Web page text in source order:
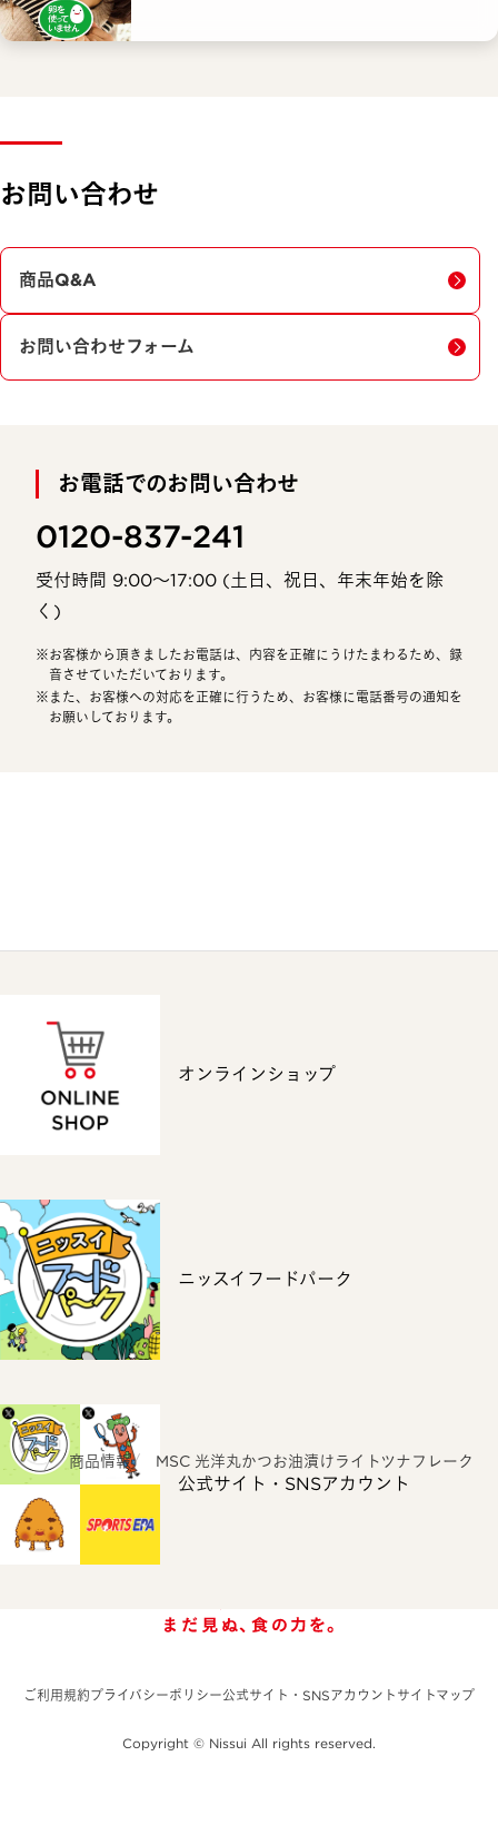
お問い合わせ
商品Q&A
お問い合わせフォーム
お電話でのお問い合わせ
0120-837-241
受付時間 9:00〜17:00 (土日、祝日、年末年始を除
く)
お客様から頂きましたお電話は、内容を正確にうけたまわるため、録
音させていただいております。
また、お客様への対応を正確に行うため、お客様に電話番号の通知を
お願いしております。
オンラインショップ
ニッスイフードパーク
公式サイト・SNSアカウント
ホーム 商品情報 MSC 光洋丸かつお油漬けライトツナフレーク
ご利用規約プライバシーポリシー公式サイト・SNSアカウント サイトマップ
Copyright © Nissui All rights reserved.